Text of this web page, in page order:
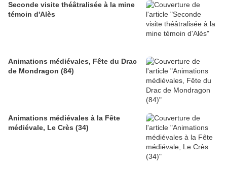
Seconde visite théâtralisée à la mine
témoin d'Alès
Animations médiévales, Fête du Drac
de Mondragon (84)
Animations médiévales à la Fête
médiévale, Le Crès (34)